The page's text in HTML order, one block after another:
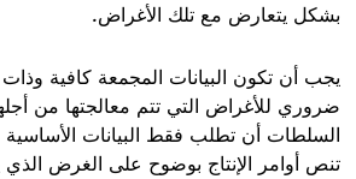
بشكل يتعارض مع تلك الأغراض.
يجب أن تكون البيانات المجمعة كافية
ضروري للأغراض التي تتم معالجتها من
السلطات أن تطلب فقط البيانات
تنص أوامر الإنتاج بوضوح على الغرض